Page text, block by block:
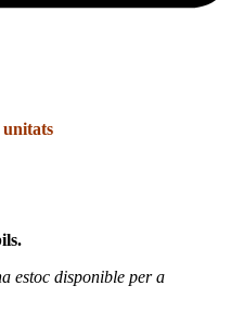
unitats
estoc disponible per a